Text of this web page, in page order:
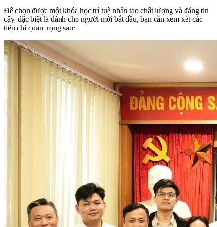
Để chọn được một khóa học trí tuệ nhân tạo chất lượng và đáng tin
cậy, đặc biệt là dành cho người mới bắt đầu, bạn cần xem xét các
tiêu chí quan trọng sau: